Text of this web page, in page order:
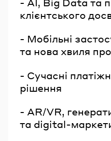
клієнтського
- Мобільні
та нова хвиля
- Сучасні
рішення
- AR/VR,
та digital-